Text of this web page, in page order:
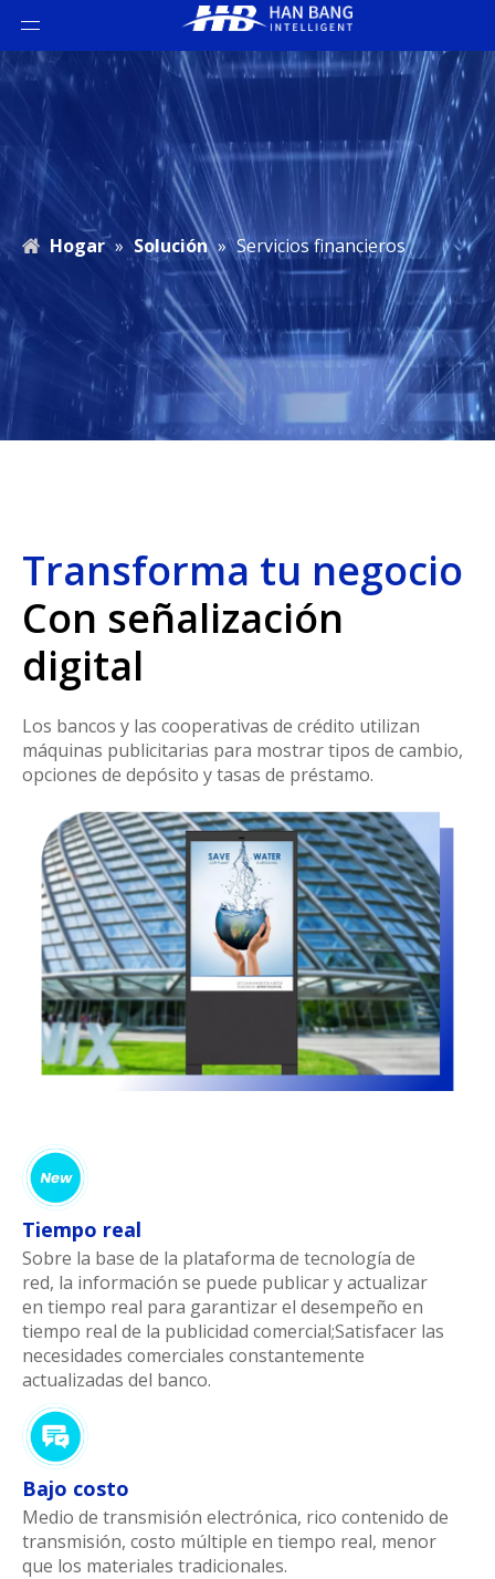
Hogar » Solución » Servicios financieros
Transforma tu negocio
Con señalización
digital
Los bancos y las cooperativas de crédito utilizan
máquinas publicitarias para mostrar tipos de cambio,
opciones de depósito y tasas de préstamo.
Tiempo real
Sobre la base de la plataforma de tecnología de
red, la información se puede publicar y actualizar
en tiempo real para garantizar el desempeño en
tiempo real de la publicidad comercial;Satisfacer las
necesidades comerciales constantemente
actualizadas del banco.
Bajo costo
Medio de transmisión electrónica, rico contenido de
transmisión, costo múltiple en tiempo real, menor
que los materiales tradicionales.